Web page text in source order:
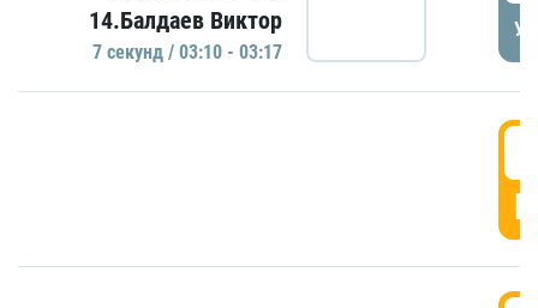
14.Балдаев Виктор
7 секунд / 03:10 - 03:17